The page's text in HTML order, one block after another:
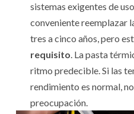
sistemas exigentes de
conveniente reemplazar
tres a cinco años, pero
requisito. La pasta
ritmo predecible. Si las
rendimiento es normal,
preocupación.